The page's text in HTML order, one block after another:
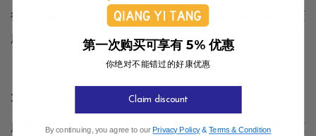
後混入溫水內用蒸汽足浴盆浸泡雙足30分鐘，每劑藥可反覆
用3次。
14.主治：眩暈、各種原因引起的頭痛
用藥：磁石、石決明、黨參、黃芪、當歸、桑枝、枳殼、蔓
第一次购买可享有 5% 优惠
你绝对不能错过的好康优惠
Claim discount
By continuing, you agree to our Privacy Policy&Terms & Condition